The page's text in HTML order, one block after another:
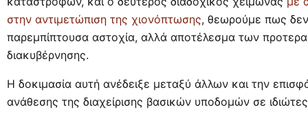
στην αντιμετώπιση της χιονόπτωσης, θεωρούμε πως δεν
παρεμπίπτουσα αστοχία, αλλά αποτέλεσμα των
διακυβέρνησης.
Η δοκιμασία αυτή ανέδειξε μεταξύ άλλων και την
ανάθεσης της διαχείρισης βασικών υποδομών σε